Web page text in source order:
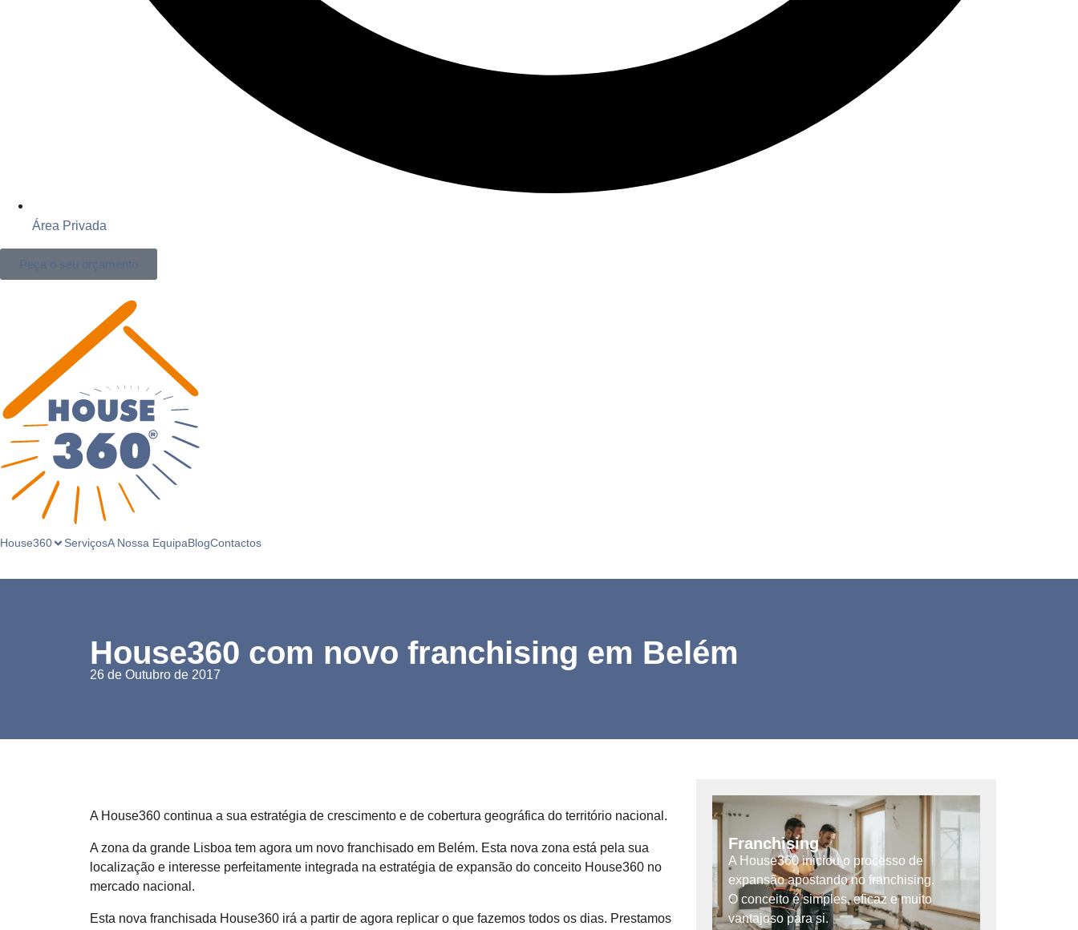
Área Privada
House360 ServiçosA Nossa EquipaBlogContactos
House360 com novo franchising em Belém
26 de Outubro de 2017
A House360 continua a sua estratégia de crescimento e de cobertura geográfica do território nacional.
A zona da grande Lisboa tem agora um novo franchisado em Belém. Esta nova zona está pela sua
localização e interesse perfeitamente integrada na estratégia de expansão do conceito House360 no
mercado nacional.
Esta nova franchisada House360 irá a partir de agora replicar o que fazemos todos os dias. Prestamos
Franchising
A House360 iniciou o processo de
expansão apostando no franchising.
O conceito é simples, eficaz e muito
vantajoso para si.